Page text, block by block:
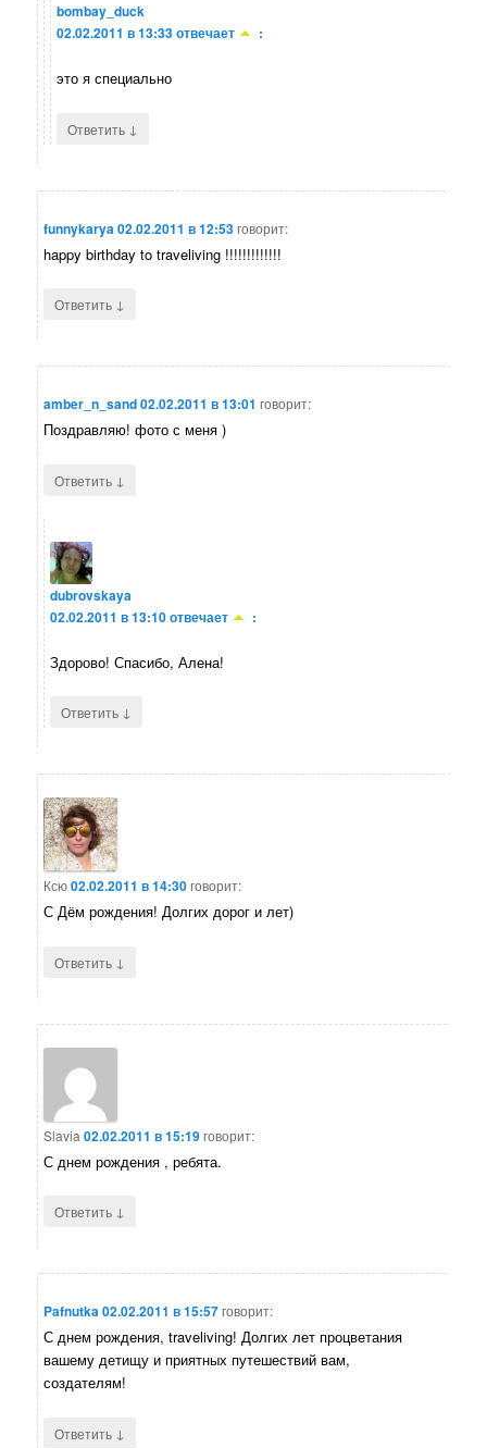
bombay_duck
02.02.2011 в 13:33отвечает :
это я специально
Ответить ↓
funnykarya02.02.2011 в 12:53говорит:
happy birthday to traveliving !!!!!!!!!!!!!
Ответить ↓
amber_n_sand02.02.2011 в 13:01 говорит:
Поздравляю! фото с меня )
Ответить ↓
dubrovskaya
02.02.2011 в 13:10отвечает :
Здорово! Спасибо, Алена!
Ответить ↓
Ксю02.02.2011 в 14:30говорит:
С Дём рождения! Долгих дорог и лет)
Ответить ↓
Slavia 02.02.2011 в 15:19говорит:
С днем рождения , ребята.
Ответить ↓
Pafnutka02.02.2011 в 15:57говорит:
С днем рождения, traveliving! Долгих лет процветания
вашему детищу и приятных путешествий вам,
создателям!
Ответить ↓